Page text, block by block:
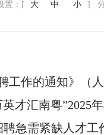
置：[ 大 中 小 ] 分
作的通知》（
才汇南粤”2025
急需紧缺人才工